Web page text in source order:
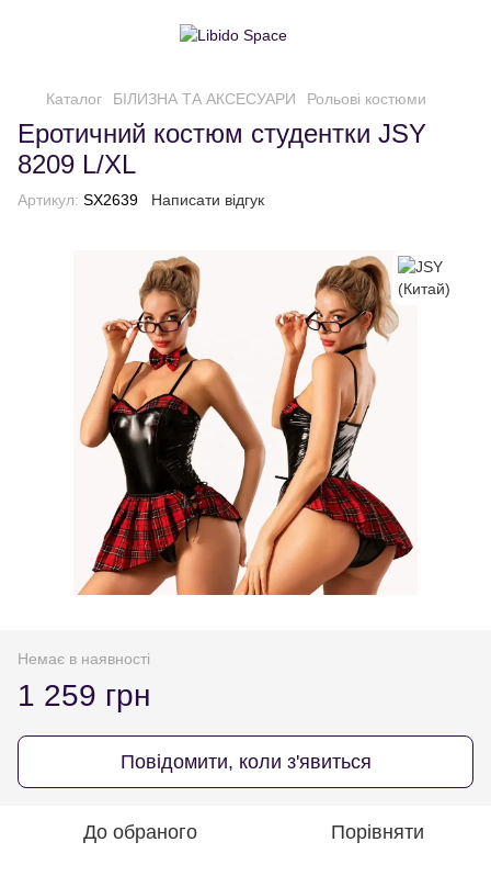
Каталог БІЛИЗНА ТА АКСЕСУАРИ Рольові костюми
Еротичний костюм студентки JSY
8209 L/XL
Артикул: SX2639 Написати відгук
Немає в наявності
1 259 грн
Повідомити, коли з'явиться
До обраного Порівняти